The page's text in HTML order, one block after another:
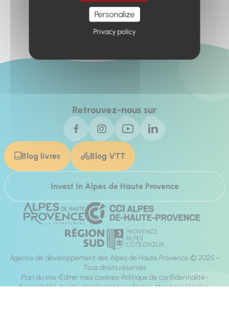
Retrouvez-nous sur
Blog livres Blog VTT
Invest In Alpes de Haute Provence
Agence de développement des Alpes de Haute Provence © 2025 -
Tous droits réservés
Plan du site Éditer mes cookies Politique de confidentialité
Accessibilité du site : totalement conforme Mentions légales
Personalize
Privacy policy